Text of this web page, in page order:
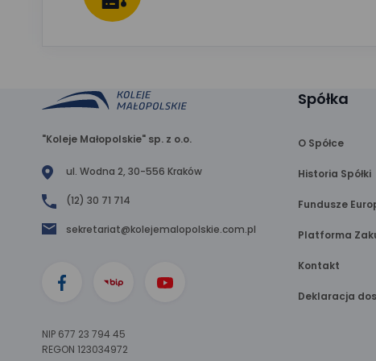
"Koleje Małopolskie" sp. z o.o.
ul. Wodna 2, 30-556 Kraków
(12) 30 71 714
sekretariat@kolejemalopolskie.com.pl
NIP 677 23 794 45
REGON 123034972
Spółka
O Spółce
Historia Spółki
Fundusze
Platforma
Kontakt
Deklaracja